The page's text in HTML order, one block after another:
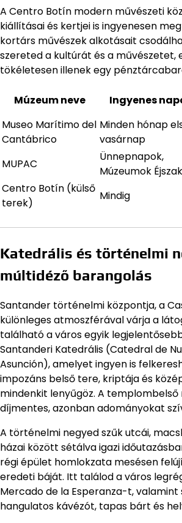
A Centro Botín modern művészeti
kiállításai és kertjei is ingyenesen
kortárs művészek alkotásait
szereted a kultúrát és a művészetet,
tökéletesen illenek egy
Múzeum neve Ingyenes
Museo Marítimo del
Cantábrico
Minden hónap
vasárnap
MUPAC
Ünnepnapok,
Múzeumok
Centro Botín (külső
terek)
Mindig
Katedrális és történelmi
múltidéző barangolás
Santander történelmi központja, a
különleges atmoszférával várja a
található a város egyik
Santanderi Katedrális (Catedral de
Asunción), amelyet ingyen is
impozáns belső tere, kriptája és
mindenkit lenyűgöz. A
díjmentes, azonban adományokat
A történelmi negyed szűk utcái,
házai között sétálva igazi
régi épület homlokzata mesésen
eredeti báját. Itt találod a város
Mercado de la Esperanza-t,
hangulatos kávézót, tapas bárt és